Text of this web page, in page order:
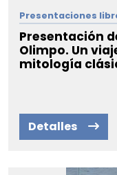
Detalles
Presentaciones
Presentación
Olimpo. Un
mitología